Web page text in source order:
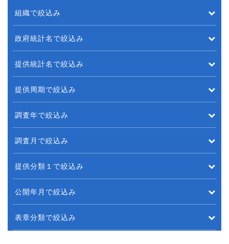
組織で絞込み
政府統計名で絞込み
提供統計名で絞込み
提供周期で絞込み
調査年で絞込み
調査月で絞込み
提供分類１で絞込み
公開年月で絞込み
表章分類で絞込み